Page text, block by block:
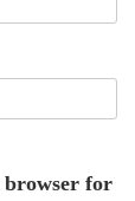
browser for